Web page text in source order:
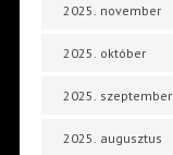
2025. november
2025. október
2025. szeptember
2025. augusztus